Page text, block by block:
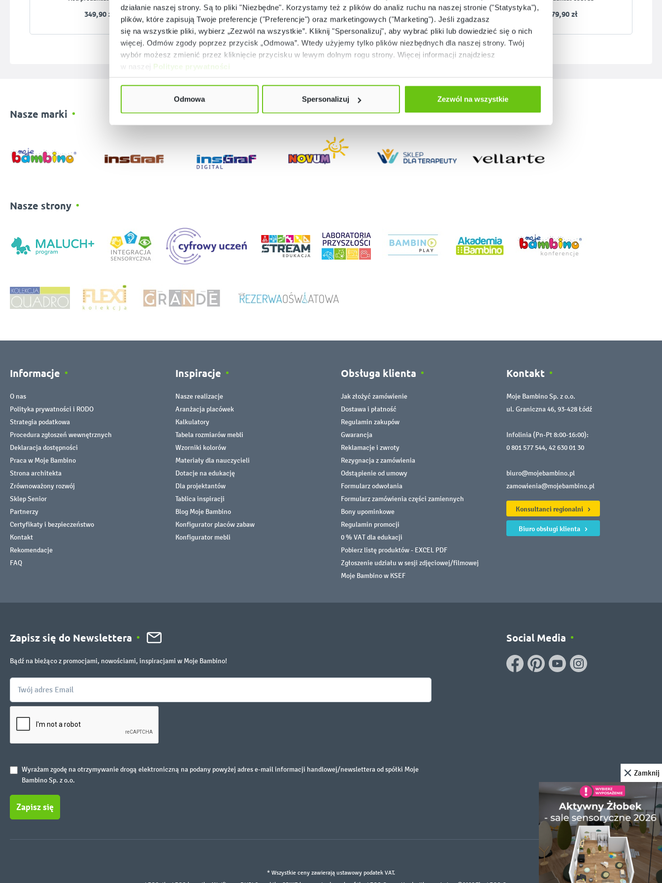
działanie naszej strony. Są to pliki "Niezbędne". Korzystamy też z plików do analiz ruchu na naszej stronie ("Statystyka"),
plików, które zapisują Twoje preferencje ("Preferencje") oraz marketingowych ("Marketing"). Jeśli zgadzasz
się na wszystkie pliki, wybierz „Zezwól na wszystkie”. Kliknij "Spersonalizuj", aby wybrać pliki lub dowiedzieć się o nich
więcej. Odmów zgody poprzez przycisk „Odmowa”. Wtedy użyjemy tylko plików niezbędnych dla naszej strony. Twój
wybór możesz zmienić przez kliknięcie przycisku w lewym dolnym rogu strony. Więcej informacji znajdziesz
w naszej Polityce prywatności
Odmowa Spersonalizuj Zezwól na wszystkie
349,90 zł 1 799,90 zł 1 639,90 zł 179,90 zł
Nasze marki
Nasze strony
Informacje
O nas
Polityka prywatności i RODO
Strategia podatkowa
Procedura zgłoszeń wewnętrznych
Deklaracja dostępności
Praca w Moje Bambino
Strona architekta
Zrównoważony rozwój
Sklep Senior
Partnerzy
Certyfikaty i bezpieczeństwo
Kontakt
Rekomendacje
FAQ
Inspiracje
Nasze realizacje
Aranżacja placówek
Kalkulatory
Tabela rozmiarów mebli
Wzorniki kolorów
Materiały dla nauczycieli
Dotacje na edukację
Dla projektantów
Tablica inspiracji
Blog Moje Bambino
Konfigurator placów zabaw
Konfigurator mebli
Obsługa klienta
Jak złożyć zamówienie
Dostawa i płatność
Regulamin zakupów
Gwarancja
Reklamacje i zwroty
Rezygnacja z zamówienia
Odstąpienie od umowy
Formularz odwołania
Formularz zamówienia części zamiennych
Bony upominkowe
Regulamin promocji
0 % VAT dla edukacji
Pobierz listę produktów - EXCEL PDF
Zgłoszenie udziału w sesji zdjęciowej/filmowej
Moje Bambino w KSEF
Kontakt
Moje Bambino Sp. z o.o.
ul. Graniczna 46, 93-428 Łódź
Infolinia (Pn-Pt 8:00-16:00):
0 801 577 544, 42 630 01 30
biuro@mojebambino.pl
zamowienia@mojebambino.pl
Konsultanci regionalni
Biuro obsługi klienta
Zapisz się do Newslettera
Bądź na bieżąco z promocjami, nowościami, inspiracjami w Moje Bambino!
Wyrażam zgodę na otrzymywanie drogą elektroniczną na podany powyżej adres e-mail informacji handlowej/newslettera od spółki Moje
Bambino Sp. z o.o.
Zapisz się
Social Media
* Wszystkie ceny zawierają ustawowy podatek VAT.
Zamknij